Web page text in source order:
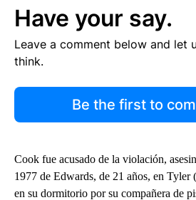
Have your say.
Leave a comment below and let
think.
Be the first to
Cook fue acusado de la violación,
1977 de Edwards, de 21 años, en Tyler
en su dormitorio por su compañera de